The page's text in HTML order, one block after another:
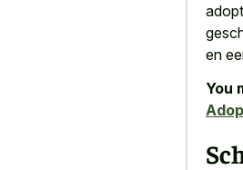
en
You